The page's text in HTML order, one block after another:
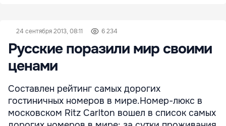
24 сентября 2013, 08:11 6 234
Русские поразили мир своими
ценами
Составлен рейтинг самых дорогих
гостиничных номеров в мире.Номер-люкс в
московском Ritz Carlton вошел в список самых